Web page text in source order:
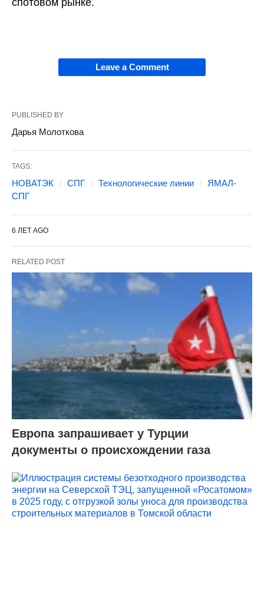
спотовом рынке.
Leave a Comment
PUBLISHED BY
Дарья Молоткова
TAGS:
НОВАТЭК СПГ Технологические линии
ЯМАЛ-
СПГ
6 ЛЕТ AGO
RELATED POST
Европа запрашивает у Турции
документы о происхождении газа